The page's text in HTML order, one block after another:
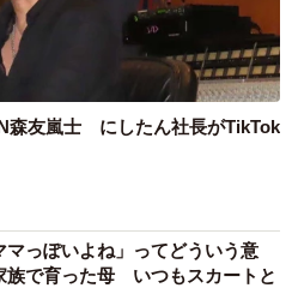
5/5
付きで、きな粉の配合も違うそう＝
どではわらび餅に合う食材
っとりくっついたわらび餅を
ですが、この方法を知ってい
森友嵐士 にしたん社長がTikTok
マっぽいよね」ってどういう意
で育った母 いつもスカートと